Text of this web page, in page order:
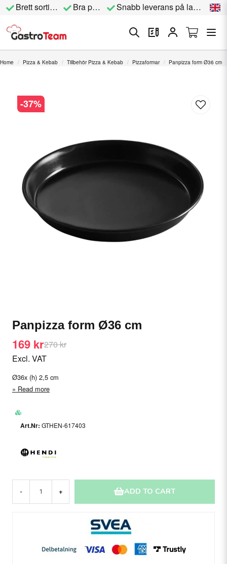
Brett sortiment Bra priser Snabb leverans på lagervara
Home Pizza & Kebab Tillbehör Pizza & Kebab Pizzaformar Panpizza form Ø36 cm
-37%
Panpizza form Ø36 cm
270 kr
169 kr
Excl. VAT
Ø36x (h) 2,5 cm
Read more
GTHEN-617403
- + ADD TO CART